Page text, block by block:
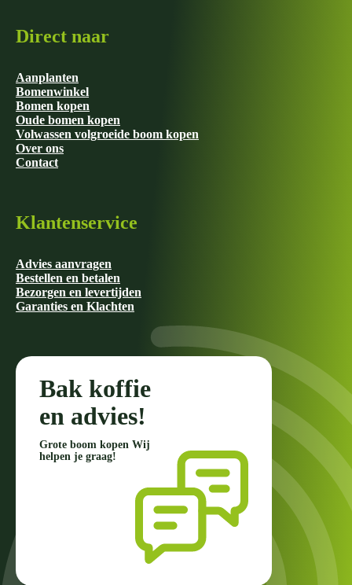
Direct naar
Aanplanten
Bomenwinkel
Bomen kopen
Oude bomen kopen
Volwassen volgroeide boom kopen
Over ons
Contact
Klantenservice
Advies aanvragen
Bestellen en betalen
Bezorgen en levertijden
Garanties en Klachten
Bak koffie
en advies!
Grote boom kopen Wij
helpen je graag!